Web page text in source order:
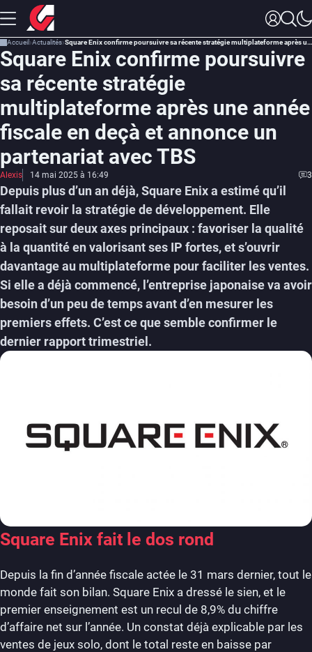
Accueil Actualités Square Enix confirme poursuivre sa récente stratégie multiplateforme après une année fiscale en deçà et annonce un partenariat avec TBS
Square Enix confirme poursuivre
sa récente stratégie
multiplateforme après une année
fiscale en deçà et annonce un
partenariat avec TBS
Alexis 14 mai 2025 à 16:49 3
Depuis plus d’un an déjà, Square Enix a estimé qu’il
fallait revoir la stratégie de développement. Elle
reposait sur deux axes principaux : favoriser la qualité
à la quantité en valorisant ses IP fortes, et s’ouvrir
davantage au multiplateforme pour faciliter les ventes.
Si elle a déjà commencé, l’entreprise japonaise va avoir
besoin d’un peu de temps avant d’en mesurer les
premiers effets. C’est ce que semble confirmer le
dernier rapport trimestriel.
Square Enix fait le dos rond
Depuis la fin d’année fiscale actée le 31 mars dernier, tout le
monde fait son bilan. Square Enix a dressé le sien, et le
premier enseignement est un recul de 8,9% du chiffre
d’affaire net sur l’année. Un constat déjà explicable par les
ventes de jeux solo, dont le total reste en baisse par